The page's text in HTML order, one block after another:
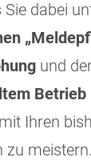
Sie dabei
und
Betrieb
Ihren
zu meistern.